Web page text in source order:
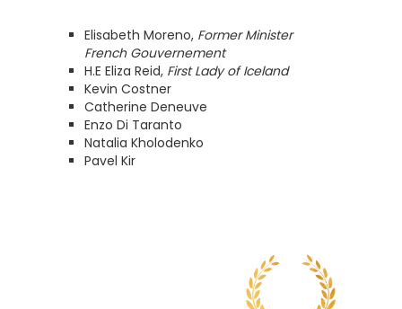
Elisabeth Moreno, Former Minister
French Gouvernement
H.E Eliza Reid, First Lady of Iceland
Kevin Costner
Catherine Deneuve
Enzo Di Taranto
Natalia Kholodenko
Pavel Kir